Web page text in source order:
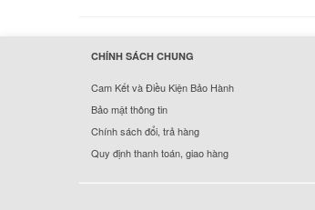
CHÍNH SÁCH CHUNG
Cam Kết và Điều Kiện Bảo Hành
Bảo mật thông tin
Chính sách đổi, trả hàng
Quy định thanh toán, giao hàng